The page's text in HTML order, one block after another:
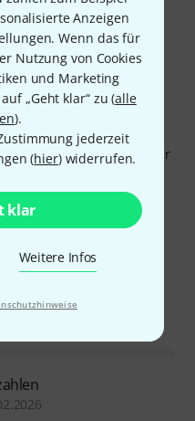
Anzeigen
Wenn das für
Nutzung von Cookies
und Marketing
„Geht klar“ zu (alle
).
jederzeit
(hier) widerrufen.
klar
Weitere Infos
auf dem Boden und
Aufwickeln...noch
vom Bühnenboden
nach dem Aufwickeln
mit 200er Schleifpapier
Stecker sind auch
MELDEN